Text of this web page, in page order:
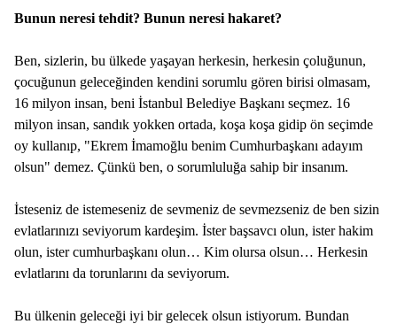
Bunun neresi tehdit? Bunun neresi hakaret?
Ben, sizlerin, bu ülkede yaşayan herkesin, herkesin çoluğunun,
çocuğunun geleceğinden kendini sorumlu gören birisi olmasam,
16 milyon insan, beni İstanbul Belediye Başkanı seçmez. 16
milyon insan, sandık yokken ortada, koşa koşa gidip ön seçimde
oy kullanıp, "Ekrem İmamoğlu benim Cumhurbaşkanı adayım
olsun" demez. Çünkü ben, o sorumluluğa sahip bir insanım.
İsteseniz de istemeseniz de sevmeniz de sevmezseniz de ben sizin
evlatlarınızı seviyorum kardeşim. İster başsavcı olun, ister hakim
olun, ister cumhurbaşkanı olun… Kim olursa olsun… Herkesin
evlatlarını da torunlarını da seviyorum.
Bu ülkenin geleceği iyi bir gelecek olsun istiyorum. Bundan